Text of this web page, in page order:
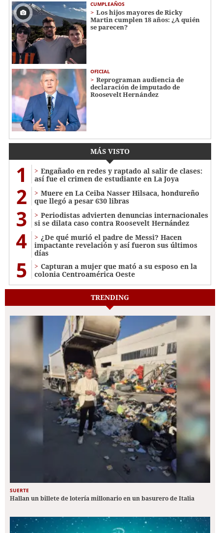
CUMPLEAÑOS
Los hijos mayores de Ricky
Martin cumplen 18 años: ¿A quién
se parecen?
OFICIAL
Reprograman audiencia de
declaración de imputado de
Roosevelt Hernández
MÁS VISTO
1
Engañado en redes y raptado al salir de clases:
así fue el crimen de estudiante en La Joya
2
Muere en La Ceiba Nasser Hilsaca, hondureño
que llegó a pesar 630 libras
3
Periodistas advierten denuncias internacionales
si se dilata caso contra Roosevelt Hernández
4
¿De qué murió el padre de Messi? Hacen
impactante revelación y así fueron sus últimos
días
5
Capturan a mujer que mató a su esposo en la
colonia Centroamérica Oeste
TRENDING
SUERTE
Hallan un billete de lotería millonario en un basurero de Italia